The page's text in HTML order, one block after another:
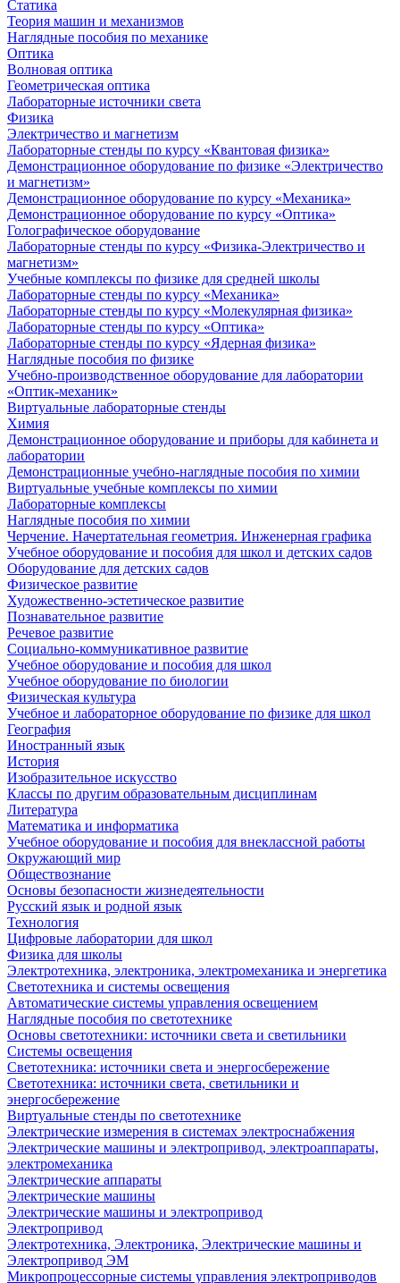
Статика
Теория машин и механизмов
Наглядные пособия по механике
Оптика
Волновая оптика
Геометрическая оптика
Лабораторные источники света
Физика
Электричество и магнетизм
Лабораторные стенды по курсу «Квантовая физика»
Демонстрационное оборудование по физике «Электричество
и магнетизм»
Демонстрационное оборудование по курсу «Механика»
Демонстрационное оборудование по курсу «Оптика»
Голографическое оборудование
Лабораторные стенды по курсу «Физика-Электричество и
магнетизм»
Учебные комплексы по физике для средней школы
Лабораторные стенды по курсу «Механика»
Лабораторные стенды по курсу «Молекулярная физика»
Лабораторные стенды по курсу «Оптика»
Лабораторные стенды по курсу «Ядерная физика»
Наглядные пособия по физике
Учебно-производственное оборудование для лаборатории
«Оптик-механик»
Виртуальные лабораторные стенды
Химия
Демонстрационное оборудование и приборы для кабинета и
лаборатории
Демонстрационные учебно-наглядные пособия по химии
Виртуальные учебные комплексы по химии
Лабораторные комплексы
Наглядные пособия по химии
Черчение. Начертательная геометрия. Инженерная графика
Учебное оборудование и пособия для школ и детских садов
Оборудование для детских садов
Физическое развитие
Художественно-эстетическое развитие
Познавательное развитие
Речевое развитие
Социально-коммуникативное развитие
Учебное оборудование и пособия для школ
Учебное оборудование по биологии
Физическая культура
Учебное и лабораторное оборудование по физике для школ
География
Иностранный язык
История
Изобразительное искусство
Классы по другим образовательным дисциплинам
Литература
Математика и информатика
Учебное оборудование и пособия для внеклассной работы
Окружающий мир
Обществознание
Основы безопасности жизнедеятельности
Русский язык и родной язык
Технология
Цифровые лаборатории для школ
Физика для школы
Электротехника, электроника, электромеханика и энергетика
Светотехника и системы освещения
Автоматические системы управления освещением
Наглядные пособия по светотехнике
Основы светотехники: источники света и светильники
Системы освещения
Светотехника: источники света и энергосбережение
Светотехника: источники света, светильники и
энергосбережение
Виртуальные стенды по светотехнике
Электрические измерения в системах электроснабжения
Электрические машины и электропривод, электроаппараты,
электромеханика
Электрические аппараты
Электрические машины
Электрические машины и электропривод
Электропривод
Электротехника, Электроника, Электрические машины и
Электропривод ЭМ
Микропроцессорные системы управления электроприводов